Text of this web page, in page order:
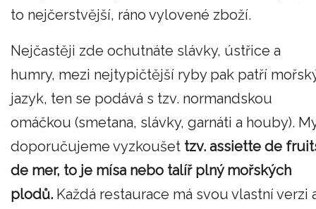
to nejčerstvější, ráno vylovené zboží.
Nejčastěji zde ochutnáte slávky, ústřice a
humry, mezi nejtypičtější ryby pak patří
jazyk, ten se podává s tzv. normandskou
omáčkou (smetana, slávky, garnáti a houby).
doporučujeme vyzkoušet tzv. assiette de
de mer, to je mísa nebo talíř plný mořských
plodů. Každá restaurace má svou vlastní verzi